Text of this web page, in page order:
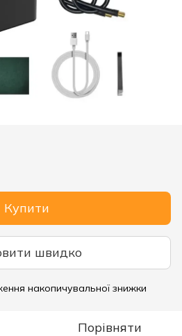
Купити
швидко
накопичувальної знижки
Порівняти